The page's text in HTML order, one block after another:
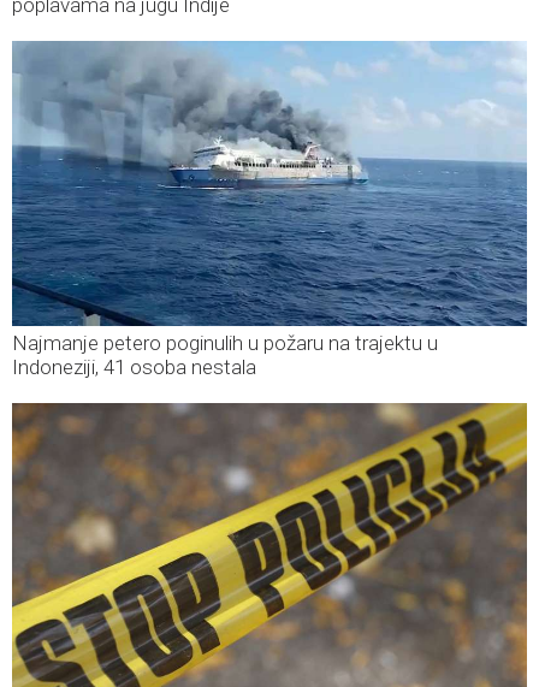
poplavama na jugu Indije
Najmanje petero poginulih u požaru na trajektu u
Indoneziji, 41 osoba nestala